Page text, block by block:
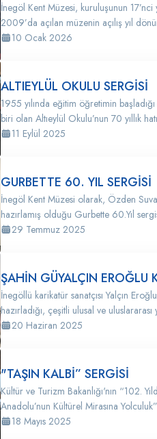
İnegöl Kent Müzesi, kuruluşunun
2009’da açılan müzenin açılış yıl
10 Ocak 2026
ALTIEYLÜL OKULU SERGİSİ
1955 yılında eğitim öğretimin
biri olan Altıeylül Okulu’nun 70 yıllık
11 Eylül 2025
GURBETTE 60. YIL SERGİSİ
İnegöl Kent Müzesi olarak, Özden
hazırlamış olduğu Gurbette 60.Yıl
29 Temmuz 2025
ŞAHİN GÜYALÇIN EROĞLU
İnegöllü karikatür sanatçısı Yalçın
hazırladığı, çeşitli ulusal ve uluslararası
20 Haziran 2025
"TAŞIN KALBİ” SERGİSİ
Kültür ve Turizm Bakanlığı'nın “102.
Anadolu’nun Kültürel Mirasına
18 Mayıs 2025